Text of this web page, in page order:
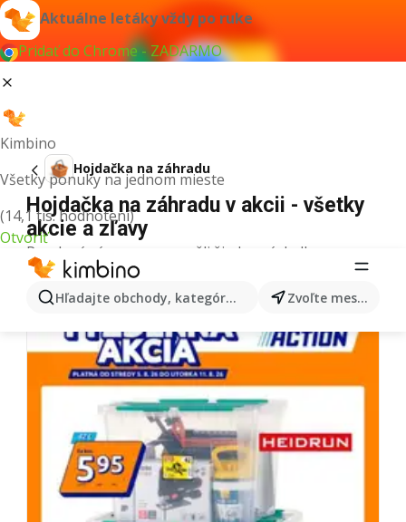
Aktuálne letáky vždy po ruke
Pridať do Chrome - ZADARMO
Kimbino
Všetky ponuky na jednom mieste
(14,1 tis. hodnotení)
Otvoriť
Hľadajte obchody, kategórie, produkty... Zvoľte mesto
Hojdačka na záhradu
Hojdačka na záhradu v akcii - všetky
akcie a zľavy
Pre daný výraz sme nenašli žiadne výsledky.
Ďalšie letáky z kategórie